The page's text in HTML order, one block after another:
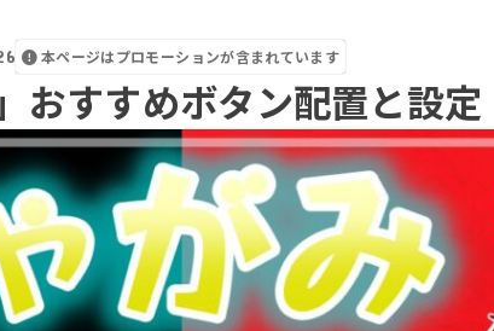
本ページはプロモーションが含まれています
おすすめボタン配置と設定